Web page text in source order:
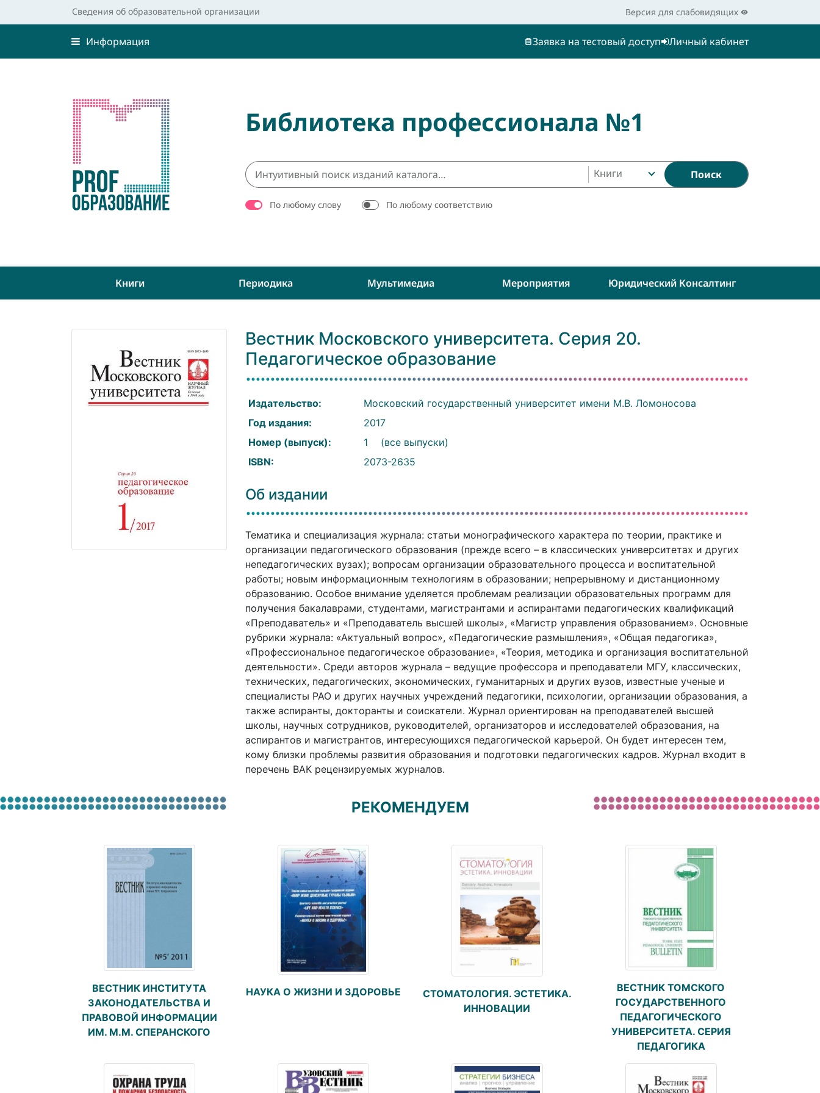
Сведения об образовательной организации Версия для слабовидящих
Информация Заявка на тестовый доступ Личный кабинет
Библиотека профессионала №1
Книги Поиск
По любому слову По любому соответствию
Книги Периодика Мультимедиа Мероприятия Юридический Консалтинг
Вестник Московского университета. Серия 20.
Педагогическое образование
Издательство:
Московский государственный университет имени М.В. Ломоносова
Год издания:
2017
Номер (выпуск):
1
(все выпуски)
ISBN:
2073-2635
Об издании
Тематика и специализация журнала: статьи монографического характера по теории, практике и
организации педагогического образования (прежде всего – в классических университетах и других
непедагогических вузах); вопросам организации образовательного процесса и воспитательной
работы; новым информационным технологиям в образовании; непрерывному и дистанционному
образованию. Особое внимание уделяется проблемам реализации образовательных программ для
получения бакалаврами, студентами, магистрантами и аспирантами педагогических квалификаций
«Преподаватель» и «Преподаватель высшей школы», «Магистр управления образованием». Основные
рубрики журнала: «Актуальный вопрос», «Педагогические размышления», «Общая педагогика»,
«Профессиональное педагогическое образование», «Теория, методика и организация воспитательной
деятельности». Среди авторов журнала – ведущие профессора и преподаватели МГУ, классических,
технических, педагогических, экономических, гуманитарных и других вузов, известные ученые и
специалисты РАО и других научных учреждений педагогики, психологии, организации образования, а
также аспиранты, докторанты и соискатели. Журнал ориентирован на преподавателей высшей
школы, научных сотрудников, руководителей, организаторов и исследователей образования, на
аспирантов и магистрантов, интересующихся педагогической карьерой. Он будет интересен тем,
кому близки проблемы развития образования и подготовки педагогических кадров. Журнал входит в
перечень ВАК рецензируемых журналов.
РЕКОМЕНДУЕМ
ВЕСТНИК ИНСТИТУТА
ЗАКОНОДАТЕЛЬСТВА И
ПРАВОВОЙ ИНФОРМАЦИИ
ИМ. М.М. СПЕРАНСКОГО
НАУКА О ЖИЗНИ И ЗДОРОВЬЕ
СТОМАТОЛОГИЯ. ЭСТЕТИКА.
ИННОВАЦИИ
ВЕСТНИК ТОМСКОГО
ГОСУДАРСТВЕННОГО
ПЕДАГОГИЧЕСКОГО
УНИВЕРСИТЕТА. СЕРИЯ
ПЕДАГОГИКА